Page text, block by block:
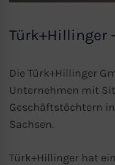
Türk+Hillinger
Die Türk+Hillinger
Unternehmen mit
Geschäftstöchtern
Sachsen.
Türk+Hillinger hat